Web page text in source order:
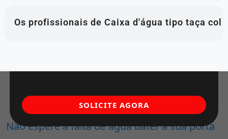
Os profissionais de Caixa d'água tipo taça
Não espere a falta de água bater à sua porta
SOLICITE AGORA